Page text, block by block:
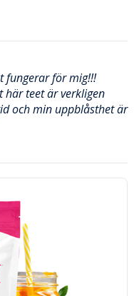
fungerar för mig!!!
här teet är verkligen
och min uppblåsthet är